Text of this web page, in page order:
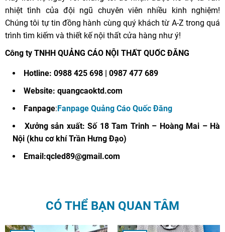
nhiệt tình của đội ngũ chuyên viên nhiều kinh nghiệm!
Chúng tôi tự tin đồng hành cùng quý khách từ A-Z trong quá
trình tìm kiếm và thiết kế nội thất cửa hàng như ý!
Công ty TNHH QUẢNG CÁO NỘI THẤT QUỐC ĐĂNG
Hotline: 0988 425 698 | 0987 477 689
Website: quangcaoktd.com
Fanpage:Fanpage Quảng Cáo Quốc Đăng
Xưởng sản xuất: Số 18 Tam Trinh – Hoàng Mai – Hà
Nội (khu cơ khí Trần Hưng Đạo)
Email:qcled89@gmail.com
CÓ THỂ BẠN QUAN TÂM